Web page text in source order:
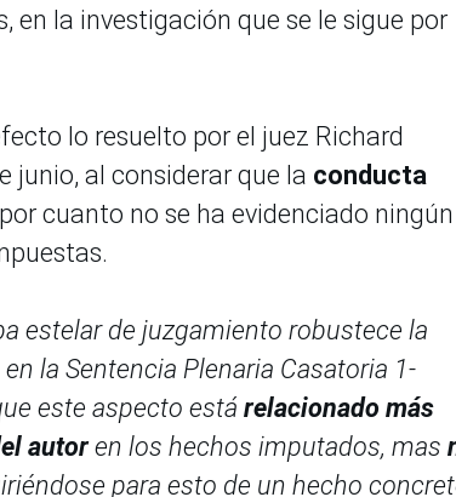
en la investigación que se le sigue por
lo resuelto por el juez Richard
junio, al considerar que la conducta
por cuanto no se ha evidenciado ningún
estelar de juzgamiento robustece la
la Sentencia Plenaria Casatoria 1-
este aspecto está relacionado más
autoren los hechos imputados, mas
para esto de un hecho